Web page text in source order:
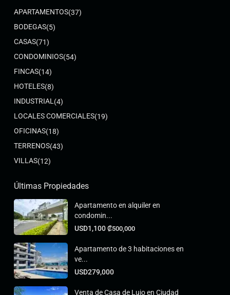
APARTAMENTOS(37)
BODEGAS(5)
CASAS(71)
CONDOMINIOS(54)
FINCAS(14)
HOTELES(8)
INDUSTRIAL(4)
LOCALES COMERCIALES(19)
OFICINAS(18)
TERRENOS(43)
VILLAS(12)
Últimas Propiedades
Apartamento en alquiler en
condomin...
USD1,100 ₡500,000
Apartamento de 3 habitaciones en
ve...
USD279,000
Venta de Casa de Lujo en Ciudad